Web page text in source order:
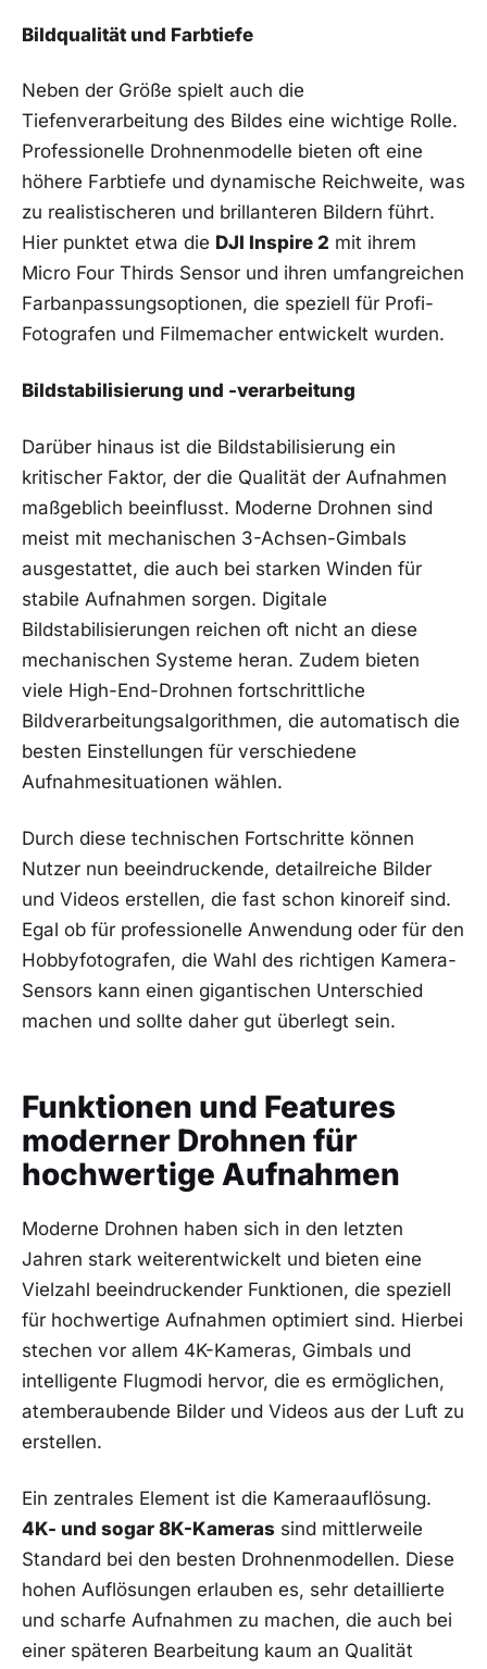
Bildqualität und Farbtiefe
Neben der Größe spielt auch die
Tiefenverarbeitung des Bildes eine wichtige Rolle.
Professionelle Drohnenmodelle bieten oft eine
höhere Farbtiefe ⁤und dynamische Reichweite, was
zu realistischeren​ und brillanteren Bildern führt.
Hier punktet etwa⁣ die DJI Inspire 2 mit ihrem
Micro Four Thirds Sensor und ihren umfangreichen
Farbanpassungsoptionen,⁢ die speziell⁤ für ‍Profi-
Fotografen und Filmemacher entwickelt wurden.
Bildstabilisierung und -verarbeitung
Darüber hinaus ist​ die Bildstabilisierung ein
kritischer Faktor, der ⁤die Qualität der Aufnahmen
maßgeblich beeinflusst. Moderne Drohnen sind
meist mit ‍mechanischen 3-Achsen-Gimbals
ausgestattet, die⁢ auch bei starken Winden für
stabile Aufnahmen sorgen.⁢ Digitale
Bildstabilisierungen⁤ reichen⁣ oft​ nicht an diese
mechanischen ‍Systeme heran. Zudem bieten
viele ‍High-End-Drohnen fortschrittliche‍
Bildverarbeitungsalgorithmen, die automatisch die
besten Einstellungen für verschiedene
Aufnahmesituationen wählen.
Durch​ diese technischen Fortschritte können
Nutzer⁢ nun beeindruckende, detailreiche Bilder
und ​Videos erstellen, die fast ⁣schon kinoreif sind.⁣
Egal⁤ ob ‌für professionelle Anwendung oder für den
Hobbyfotografen,‍ die Wahl des‌ richtigen ​Kamera-
Sensors kann⁣ einen gigantischen Unterschied
machen und sollte ​daher gut überlegt sein.
Funktionen und Features
moderner Drohnen für
hochwertige Aufnahmen
Moderne⁤ Drohnen haben sich ‍in den letzten
Jahren stark⁣ weiterentwickelt und bieten eine
Vielzahl beeindruckender‌ Funktionen, die speziell
für hochwertige Aufnahmen optimiert sind. ⁤Hierbei
stechen vor allem 4K-Kameras, Gimbals und
intelligente‍ Flugmodi hervor, die es ermöglichen,
atemberaubende⁢ Bilder‌ und Videos ​aus der Luft zu
erstellen.
Ein zentrales Element ist die Kameraauflösung. ​
4K- und sogar‍ 8K-Kameras ⁣sind mittlerweile
Standard bei den besten Drohnenmodellen.⁣ Diese ​
hohen Auflösungen erlauben es, sehr detaillierte
und scharfe​ Aufnahmen zu machen, die auch⁢ bei
einer späteren Bearbeitung kaum an Qualität